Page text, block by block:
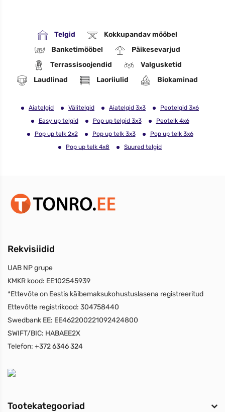
Telgid
Kokkupandav mööbel
Banketimööbel
Päikesevarjud
Terrassisoojendid
Valgusketid
Laudlinad
Laoriiulid Biokaminad
Aiatelgid Välitelgid Aiatelgid 3x3
Peotelgid 3x6
Easy up telgid
Pop up telgid 3x3
Peotelk 4x6
Pop up telk 2x2
Pop up telk 3x3
Pop up telk 3x6
Pop up telk 4x8
Suured telgid
Rekvisiidid
UAB NP grupe
KMKR kood: EE102545939
*Ettevõte on Eestis käibemaksukohustuslasena registreeritud
Ettevõtte registrikood: 304758440
Swedbank EE: EE462200221092424800
SWIFT/BIC: HABAEE2X
Telefon: +372 6346 324
Tootekategooriad